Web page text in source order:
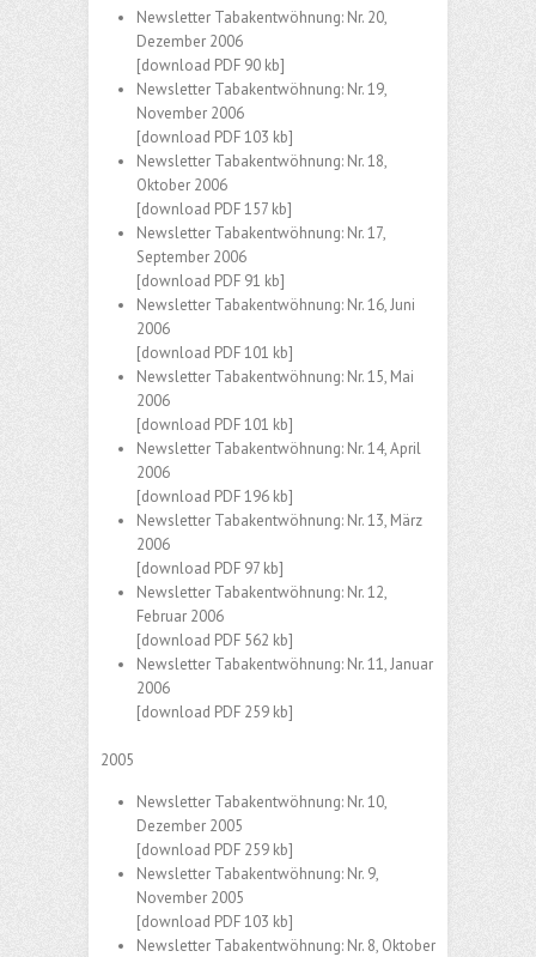
Newsletter Tabakentwöhnung: Nr. 20,
Dezember 2006
[download PDF 90 kb]
Newsletter Tabakentwöhnung: Nr. 19,
November 2006
[download PDF 103 kb]
Newsletter Tabakentwöhnung: Nr. 18,
Oktober 2006
[download PDF 157 kb]
Newsletter Tabakentwöhnung: Nr. 17,
September 2006
[download PDF 91 kb]
Newsletter Tabakentwöhnung: Nr. 16, Juni
2006
[download PDF 101 kb]
Newsletter Tabakentwöhnung: Nr. 15, Mai
2006
[download PDF 101 kb]
Newsletter Tabakentwöhnung: Nr. 14, April
2006
[download PDF 196 kb]
Newsletter Tabakentwöhnung: Nr. 13, März
2006
[download PDF 97 kb]
Newsletter Tabakentwöhnung: Nr. 12,
Februar 2006
[download PDF 562 kb]
Newsletter Tabakentwöhnung: Nr. 11, Januar
2006
[download PDF 259 kb]
2005
Newsletter Tabakentwöhnung: Nr. 10,
Dezember 2005
[download PDF 259 kb]
Newsletter Tabakentwöhnung: Nr. 9,
November 2005
[download PDF 103 kb]
Newsletter Tabakentwöhnung: Nr. 8, Oktober